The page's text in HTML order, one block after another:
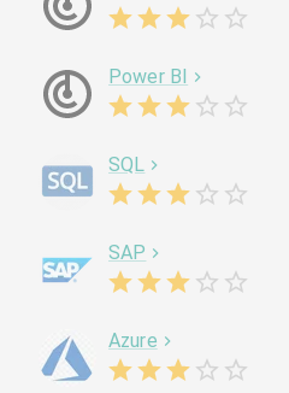
Power BI
SQL
SAP
Azure